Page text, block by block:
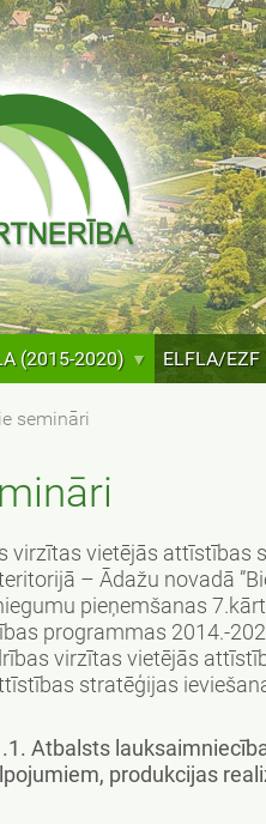
(2015-2020) ELFLA/
semināri
virzītas vietējās
– Ādažu novadā
pieņemšanas
programmas 2014.-
virzītas vietējās
stratēģijas
Atbalsts
produkcijas